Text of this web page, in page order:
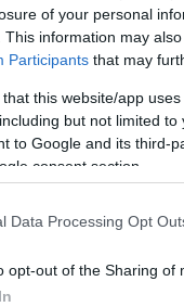
of your personal
This information may
Participants that may
that this website/app
but not limited
to Google and its third-
consent section.
Data Processing Opt
opt-out of the Sharing of
non si
di come il
che
ad alte
insieme! 💬